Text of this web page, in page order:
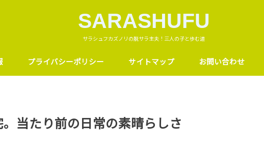
SARASHUFU
サラシュフカズノリの脱サラ主夫！三人の子と歩む道
プライバシーポリシー サイトマップ お問い合わせ
当たり前の日常の素晴らしさ